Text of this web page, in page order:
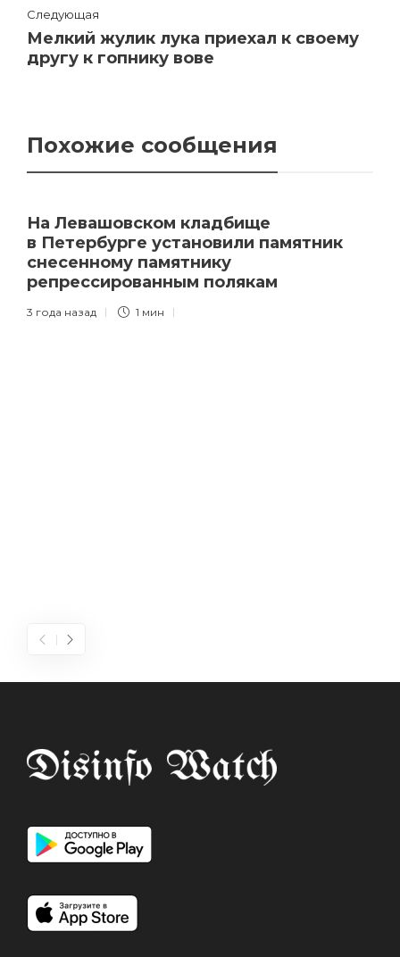
Следующая
Мелкий жулик лука приехал к своему
другу к гопнику вове
Похожие сообщения
На Левашовском кладбище
в Петербурге установили памятник
снесенному памятнику
репрессированным полякам
3 года назад 1 мин